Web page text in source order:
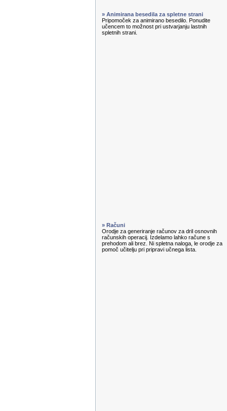
» Animirana besedila za spletne strani
Pripomoček za animirano besedilo. Ponudite
učencem to možnost pri ustvarjanju lastnih
spletnih strani.
» Računi
Orodje za generiranje računov za dril osnovnih
računskih operacij. Izdelamo lahko račune s
prehodom ali brez. Ni spletna naloga, le orodje za
pomoč učitelju pri pripravi učnega lista.